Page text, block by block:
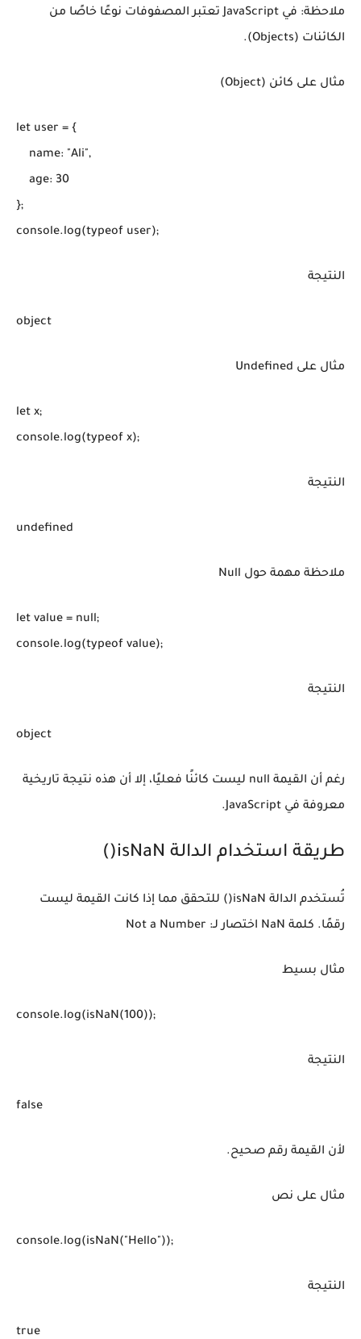
ملاحظة: في JavaScript تعتبر المصفوفات نوعًا خاصًا من
الكائنات (Objects).
مثال على كائن (Object)
let user = {
    name: "Ali",
    age: 30
};
النتيجة
object
مثال على Undefined
let x;
console.log(typeof x);
النتيجة
undefined
ملاحظة مهمة حول Null
let value = null;
console.log(typeof value);
النتيجة
object
رغم أن القيمة null ليست كائنًا فعليًا، إلا أن هذه نتيجة تاريخية
معروفة في JavaScript.
طريقة استخدام الدالة isNaN()
تُستخدم الدالة isNaN() للتحقق مما إذا كانت القيمة ليست
رقمًا. كلمة NaN اختصار لـ: Not a Number
مثال بسيط
console.log(isNaN(100));
النتيجة
false
لأن القيمة رقم صحيح.
مثال على نص
console.log(isNaN("Hello"));
النتيجة
true